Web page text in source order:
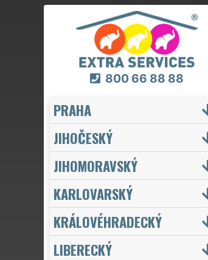
800 66 88 88
PRAHA
JIHOČESKÝ
JIHOMORAVSKÝ
KARLOVARSKÝ
KRÁLOVÉHRADECKÝ
LIBERECKÝ